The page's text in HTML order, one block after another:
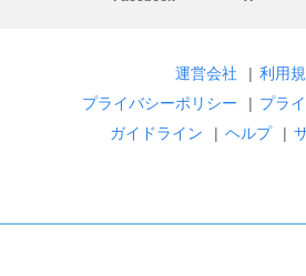
運営会社 | 利用
プライバシーポリシー
| プラ
ガイドライン
| ヘルプ |